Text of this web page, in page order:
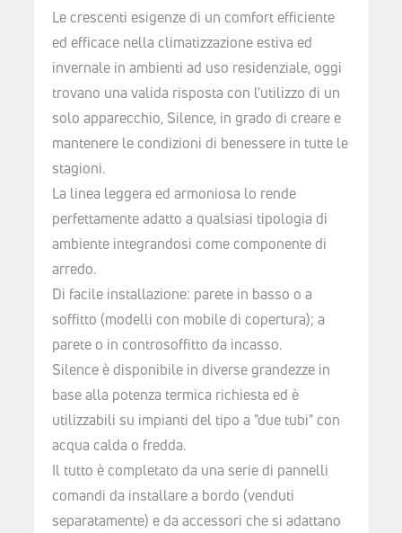
Le crescenti esigenze di un comfort efficiente
ed efficace nella climatizzazione estiva ed
invernale in ambienti ad uso residenziale, oggi
trovano una valida risposta con l'utilizzo di un
solo apparecchio, Silence, in grado di creare e
mantenere le condizioni di benessere in tutte le
stagioni.
La linea leggera ed armoniosa lo rende
perfettamente adatto a qualsiasi tipologia di
ambiente integrandosi come componente di
arredo.
Di facile installazione: parete in basso o a
soffitto (modelli con mobile di copertura); a
parete o in controsoffitto da incasso.
Silence è disponibile in diverse grandezze in
base alla potenza termica richiesta ed è
utilizzabili su impianti del tipo a "due tubi" con
acqua calda o fredda.
Il tutto è completato da una serie di pannelli
comandi da installare a bordo (venduti
separatamente) e da accessori che si adattano